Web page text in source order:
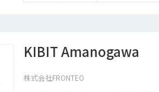
KIBIT Amanogawa
株式会社FRONTEO